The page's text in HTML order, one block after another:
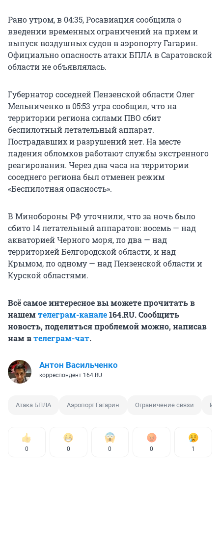
Рано утром, в 04:35, Росавиация сообщила о
введении временных ограничений на прием и
выпуск воздушных судов в аэропорту Гагарин.
Официально опасность атаки БПЛА в Саратовской
области не объявлялась.
Губернатор соседней Пензенской области Олег
Мельниченко в 05:53 утра сообщил, что на
территории региона силами ПВО сбит
беспилотный летательный аппарат.
Пострадавших и разрушений нет. На месте
падения обломков работают службы экстренного
реагирования. Через два часа на территории
соседнего региона был отменен режим
«Беспилотная опасность».
В Минобороны РФ уточнили, что за ночь было
сбито 14 летательный аппаратов: восемь — над
акваторией Черного моря, по два — над
территорией Белгородской области, и над
Крымом, по одному — над Пензенской области и
Курской областями.
Всё самое интересное вы можете прочитать в
нашемтелеграм-канале164.RU. Сообщить
новость, поделиться проблемой можно, написав
нам втелеграм-чат.
Антон Васильченко
корреспондент 164.RU
Атака БПЛА Аэропорт Гагарин Ограничение связи
0 0 0 0 1